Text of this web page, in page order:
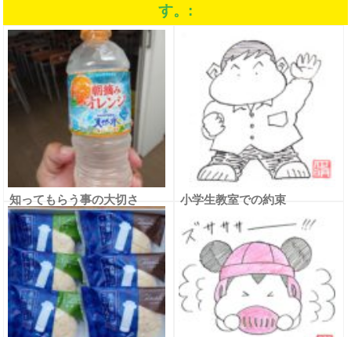
す。:
知ってもらう事の大切さ 小学生教室での約束